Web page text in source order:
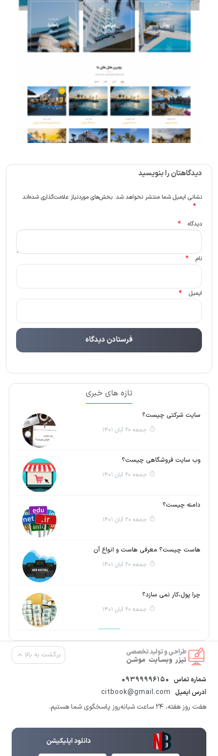
دیدگاهتان را بنویسید
نشانی ایمیل شما منتشر نخواهد شد. بخش‌های موردنیاز علامت‌گذاری شده‌اند
*
دیدگاه *
نام *
ایمیل *
تازه های خبری
سایت شرکتی چیست؟
جمعه 20 آبان 1401
وب سایت فروشگاهی چیست؟
جمعه 20 آبان 1401
دامنه چیست؟
جمعه 20 آبان 1401
هاست چیست؟ معرفی هاست و انواع آن
جمعه 20 آبان 1401
چرا پول،کار نمی سازد؟
جمعه 20 آبان 1401
برگشت به بالا
شماره تماس 09399996150
آدرس ایمیل citbook@gmail.com
هفت روز هفته، ۲۴ ساعت شبانه‌روز پاسخگوی شما هستیم.
دانلود اپلیکیشن